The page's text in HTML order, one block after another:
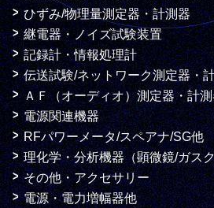
ひずみ/物理量測定器・計測器
継電器・ノイズ試験装置
記録計・情報処理計
伝送試験/ネットワーク測定器・
ＡＦ（オーディオ）測定器・計
電源関連機器
RFパワーメータ/スペアナ/SG他
理化学・分析機器（顕微鏡/ガス
その他・アクセサリー
電源・電力増幅器他